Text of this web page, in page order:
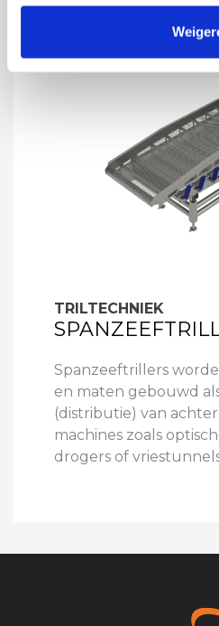
TRILTECHNIEK
Spanzeeftrillers
en maten gebouwd
(distributie) van
machines zoals
drogers of